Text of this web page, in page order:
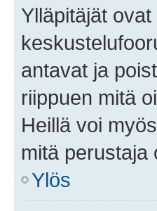
Ylläpitäjät
antavat ja
riippuen mitä
Heillä voi
mitä perustaja
Ylös